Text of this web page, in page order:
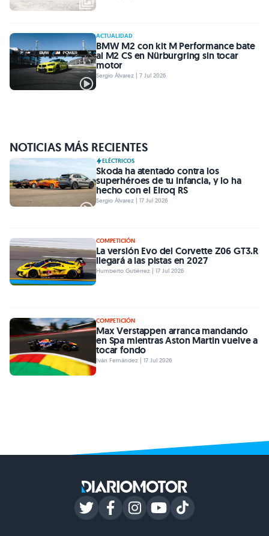
ACTUALIDAD
BMW M2 con kit M Performance bate
al M2 CS en Nürburgring sin tocar
motor
Sergio Álvarez | 7 Jul 2026
NOTICIAS MÁS RECIENTES
ELÉCTRICOS
Skoda ha atentado contra los
superhéroes de tu infancia, y lo ha
hecho con el Elroq RS
Sergio Álvarez | 17 Jul 2026
COMPETICIÓN
La versión Evo del Corvette Z06 GT3.R
llegará a las pistas en 2027
Humberto Gutiérrez | 17 Jul 2026
COMPETICIÓN
Max Verstappen arranca mandando
en Spa mientras Aston Martin vuelve a
tocar fondo
Iván Fernández | 17 Jul 2026